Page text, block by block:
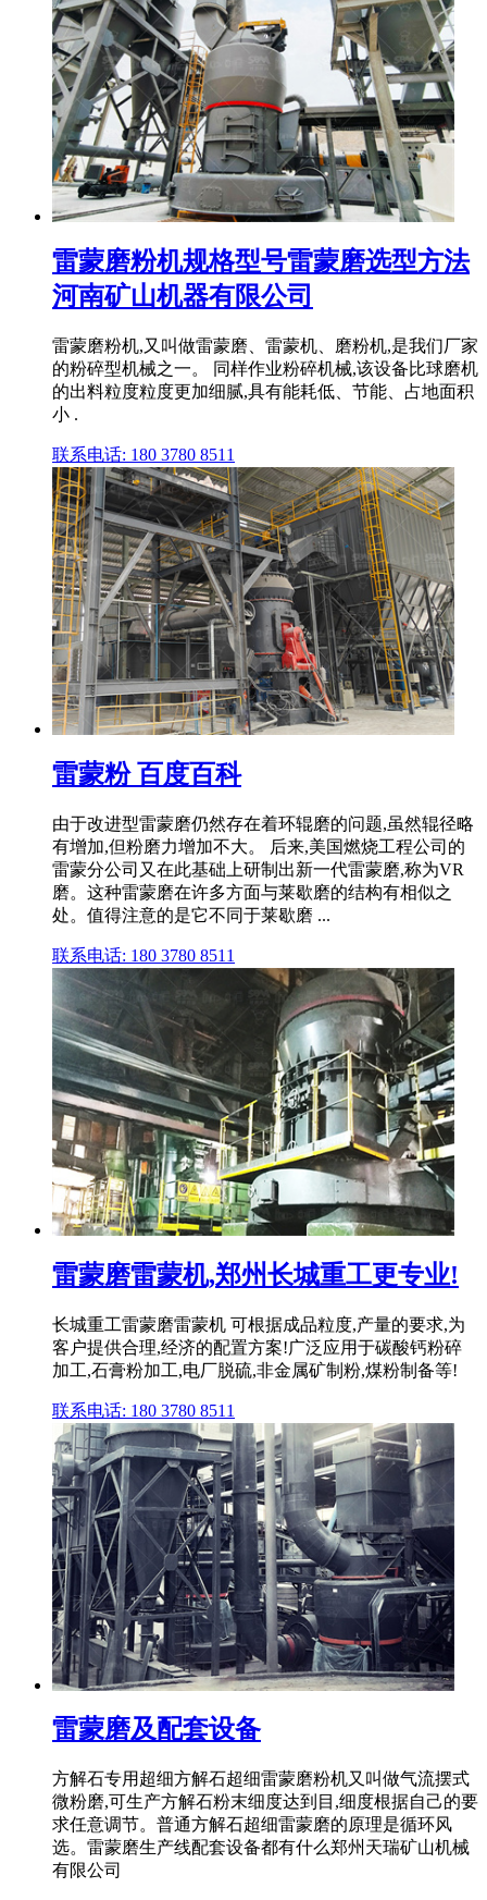
雷蒙磨粉机规格型号雷蒙磨选型方法
河南矿山机器有限公司
雷蒙磨粉机,又叫做雷蒙磨、雷蒙机、磨粉机,是我们厂家
的粉碎型机械之一。 同样作业粉碎机械,该设备比球磨机
的出料粒度粒度更加细腻,具有能耗低、节能、占地面积
小 .
联系电话: 180 3780 8511
雷蒙粉 百度百科
由于改进型雷蒙磨仍然存在着环辊磨的问题,虽然辊径略
有增加,但粉磨力增加不大。 后来,美国燃烧工程公司的
雷蒙分公司又在此基础上研制出新一代雷蒙磨,称为VR
磨。这种雷蒙磨在许多方面与莱歇磨的结构有相似之
处。值得注意的是它不同于莱歇磨 ...
联系电话: 180 3780 8511
雷蒙磨雷蒙机,郑州长城重工更专业!
长城重工雷蒙磨雷蒙机 可根据成品粒度,产量的要求,为
客户提供合理,经济的配置方案!广泛应用于碳酸钙粉碎
加工,石膏粉加工,电厂脱硫,非金属矿制粉,煤粉制备等!
联系电话: 180 3780 8511
雷蒙磨及配套设备
方解石专用超细方解石超细雷蒙磨粉机又叫做气流摆式
微粉磨,可生产方解石粉末细度达到目,细度根据自己的要
求任意调节。普通方解石超细雷蒙磨的原理是循环风
选。雷蒙磨生产线配套设备都有什么郑州天瑞矿山机械
有限公司